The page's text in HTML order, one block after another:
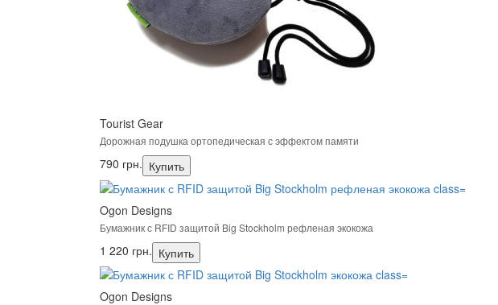
Tourist Gear
Дорожная подушка ортопедическая с эффектом памяти
790 грн. Купить
Ogon Designs
Бумажник с RFID защитой Big Stockholm рефленая экокожа
1 220 грн. Купить
Ogon Designs